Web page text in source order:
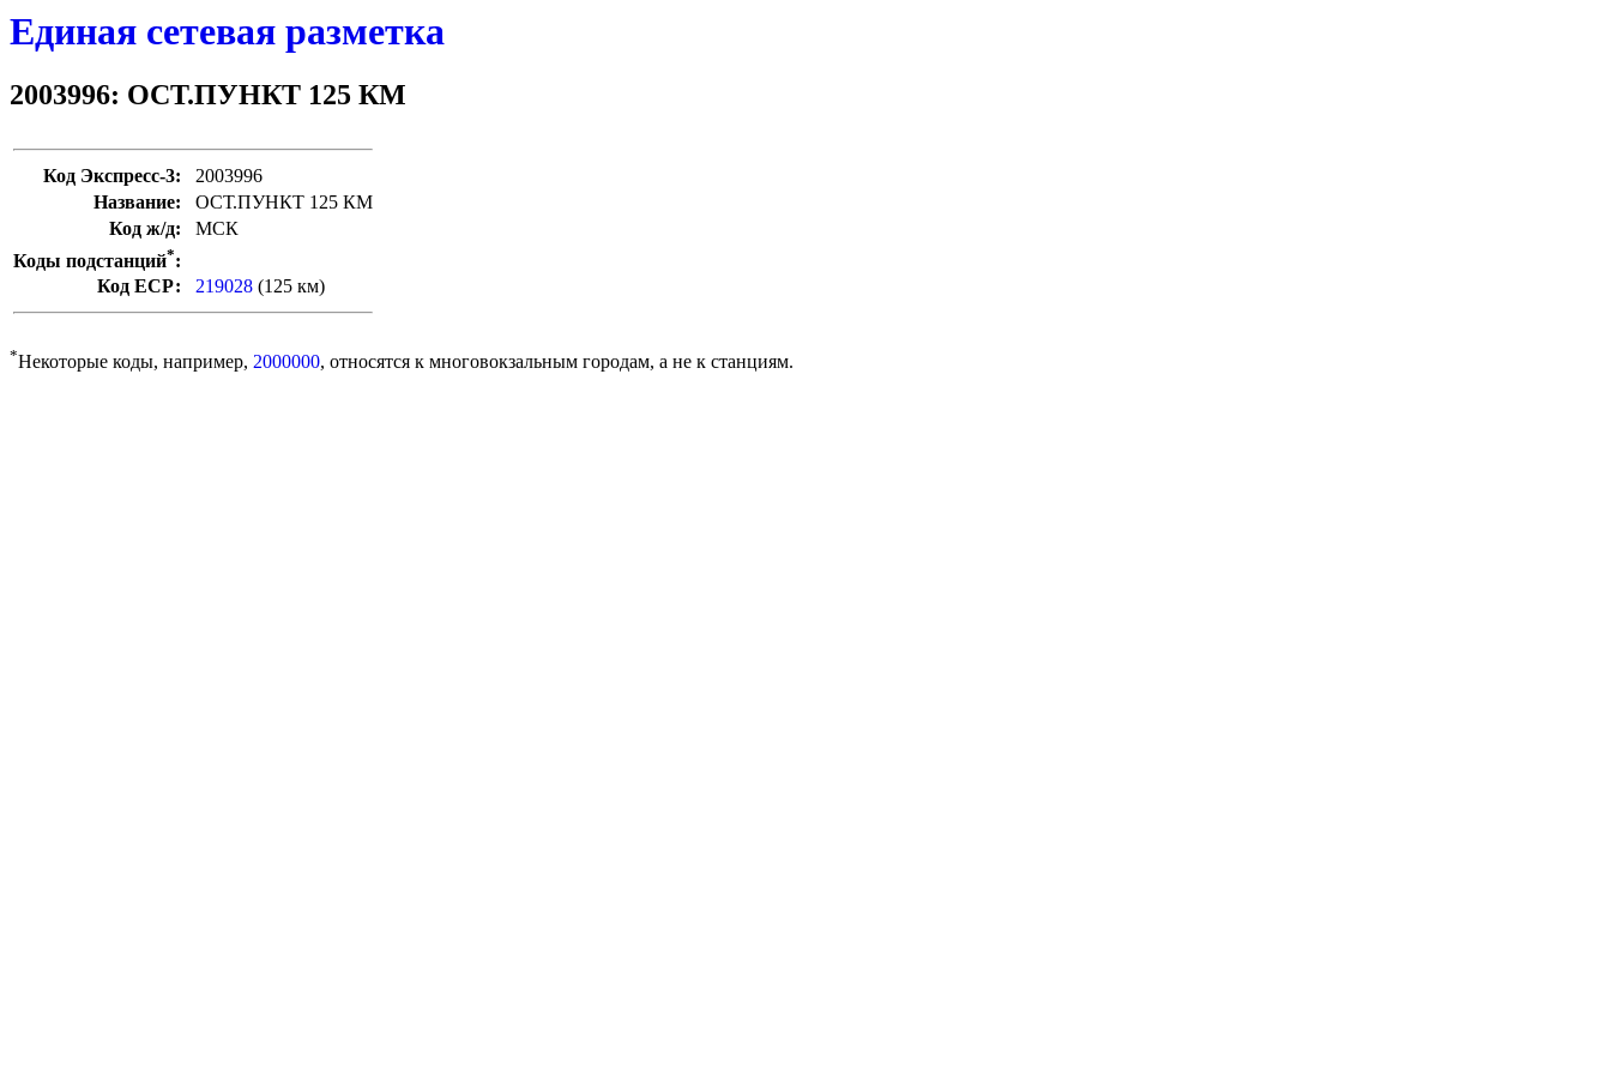
Единая сетевая разметка
2003996: ОСТ.ПУНКТ 125 КМ
Код Экспресс-3:
2003996
Название:
ОСТ.ПУНКТ 125 КМ
Код ж/д:
МСК
Коды подстанций*:
Код ЕСР:
219028 (125 км)
*Некоторые коды, например, 2000000, относятся к многовокзальным городам, а не к станциям.